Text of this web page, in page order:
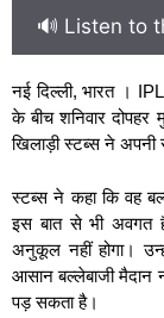
🔊 Listen to
नई दिल्ली, भारत ।
के बीच शनिवार
खिलाड़ी स्टब्स ने अपनी
स्टब्स ने कहा कि वह
इस बात से भी अवगत
अनुकूल नहीं होगा।
आसान बल्लेबाजी मैदान
पड़ सकता है।